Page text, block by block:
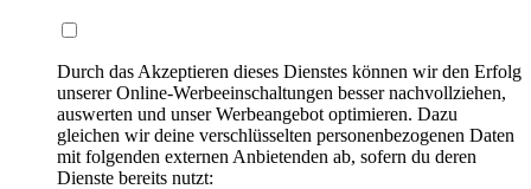
Durch das Akzeptieren dieses Dienstes können wir den Erfolg
unserer Online-Werbeeinschaltungen besser nachvollziehen,
auswerten und unser Werbeangebot optimieren. Dazu
gleichen wir deine verschlüsselten personenbezogenen Daten
mit folgenden externen Anbietenden ab, sofern du deren
Dienste bereits nutzt: